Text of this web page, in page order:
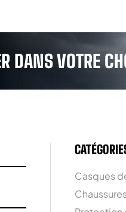
DANS VOTRE
Casques